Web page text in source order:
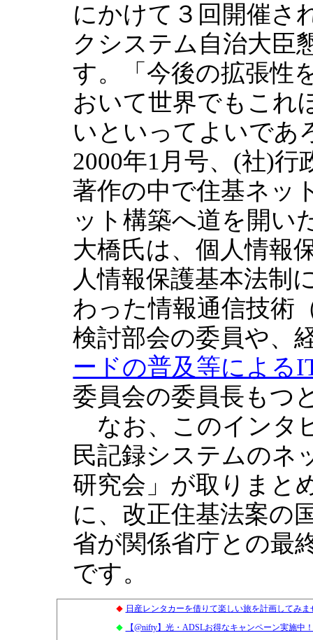
にかけて３回開催さ
クシステム自治大臣
す。「今後の拡張性
おいて世界でもこれ
いといってよいであ
2000年1月号、(社)
著作の中で住基ネッ
ット構築へ道を開い
大橋氏は、個人情報
人情報保護基本法制
わった情報通信技術
検討部会の委員や、
ードの普及等による
委員会の委員長もつ
なお、このインタ
民記録システムのネ
研究会」が取りまと
に、改正住基法案の
省が関係省庁との最
です。
◆ 日産レンタカーを借りて楽しい旅を計画してみ
◆ 【@nifty】光・ADSLお得なキャンペーン実施中